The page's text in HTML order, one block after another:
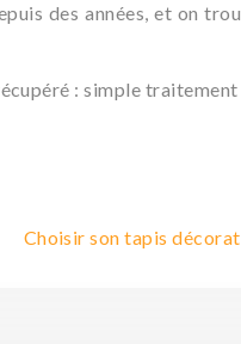
des années, et on
: simple
Choisir son tapis